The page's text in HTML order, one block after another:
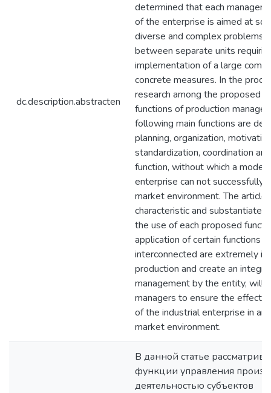
dc.description.abstracten
determined that each
of the enterprise is aimed at
diverse and complex problems
between separate units
implementation of a large
concrete measures. In the
research among the proposed
functions of production
following main functions are
planning, organization,
standardization, coordination
function, without which a
enterprise can not successfully
market environment. The
characteristic and
the use of each proposed
application of certain functions
interconnected are extremely
production and create an
management by the entity, will
managers to ensure the
of the industrial enterprise in an
market environment.
В данной статье
функции управления
деятельностью cубъектов